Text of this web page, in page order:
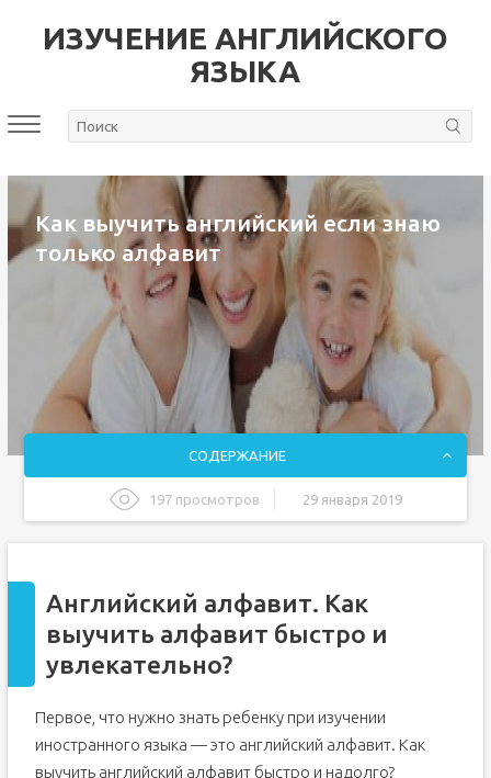
ИЗУЧЕНИЕ АНГЛИЙСКОГО
ЯЗЫКА
Как выучить английский если знаю
только алфавит
СОДЕРЖАНИЕ
197 просмотров 29 января 2019
Буквы английского языка и произношение
Учим английский алфавит при помощи прописей
Учим иностранный алфавит и поем песенки
Зачем учить английский алфавит?
Английский алфавит. Как
выучить алфавит быстро и
увлекательно?
Первое, что нужно знать ребенку при изучении
иностранного языка — это английский алфавит. Как
выучить английский алфавит быстро и надолго?